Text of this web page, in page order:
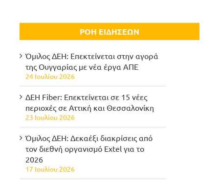
ΡΟΗ ΕΙΔΗΣΕΩΝ
Όμιλος ΔΕΗ: Επεκτείνεται στην αγορά
της Ουγγαρίας με νέα έργα ΑΠΕ
24 Ιουλίου 2026
ΔΕΗ Fiber: Επεκτείνεται σε 15 νέες
περιοχές σε Αττική και Θεσσαλονίκη
23 Ιουλίου 2026
Όμιλος ΔΕΗ: Δεκαέξι διακρίσεις από
τον διεθνή οργανισμό Extel για το
2026
17 Ιουλίου 2026